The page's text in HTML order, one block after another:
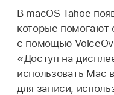
В macOS Tahoe
которые помогают
с помощью
«Доступ на
использовать Mac
для записи,